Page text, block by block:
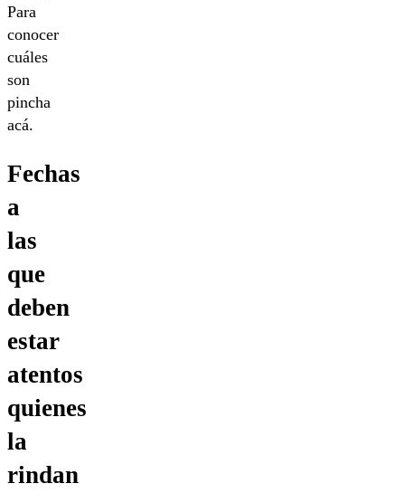
Para
conocer
cuáles
son
pincha
acá.
Fechas
a
las
que
deben
estar
atentos
quienes
la
rindan